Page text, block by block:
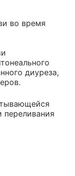
во время
диуреза,
переливания